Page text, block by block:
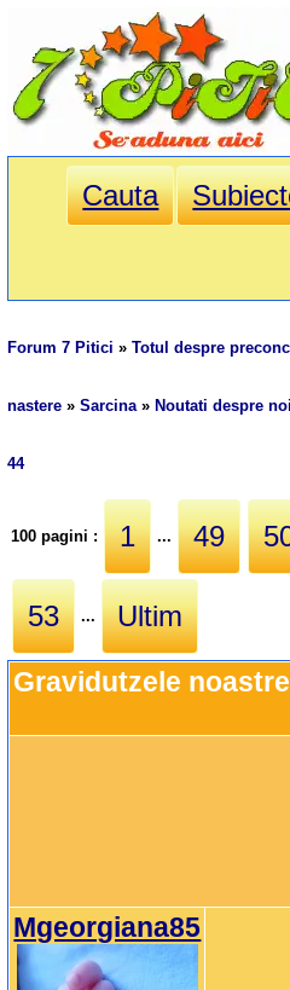
Cauta
Forum 7 Pitici »Totul despre
nastere »Sarcina» Noutati despre noi
44
100 pagini : 1 ... 49
53 ... Ultim
Gravidutzele
Mgeorgiana85